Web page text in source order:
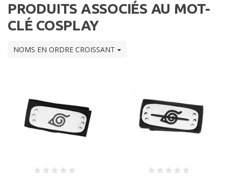
PRODUITS ASSOCIÉS AU MOT-
CLÉ COSPLAY
NOMS EN ORDRE CROISSANT